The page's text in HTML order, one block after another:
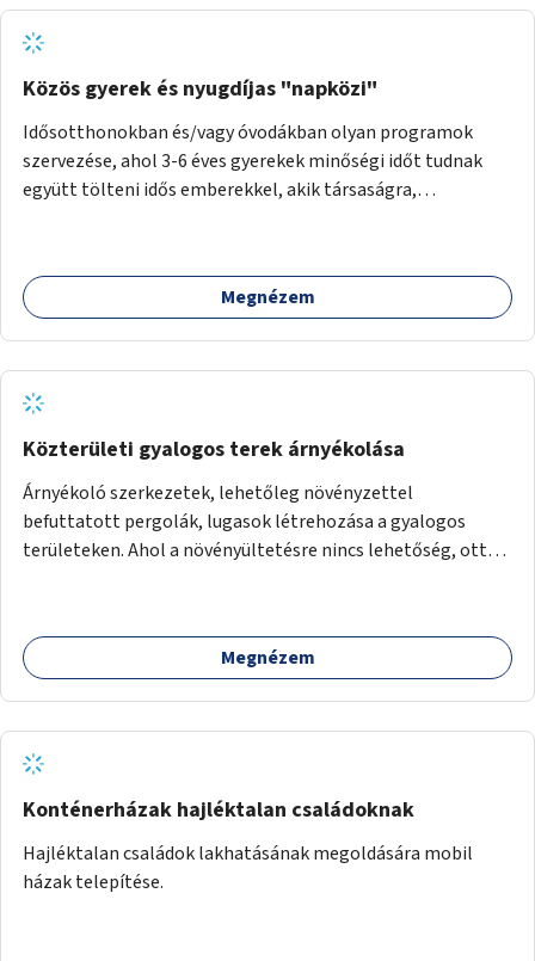
Közös gyerek és nyugdíjas "napközi"
Idősotthonokban és/vagy óvodákban olyan programok
szervezése, ahol 3-6 éves gyerekek minőségi időt tudnak
együtt tölteni idős emberekkel, akik társaságra,
Megnézem
Közterületi gyalogos terek árnyékolása
Árnyékoló szerkezetek, lehetőleg növényzettel
befuttatott pergolák, lugasok létrehozása a gyalogos
területeken. Ahol a növényültetésre nincs lehetőség, ott
Megnézem
Konténerházak hajléktalan családoknak
Hajléktalan családok lakhatásának megoldására mobil
házak telepítése.